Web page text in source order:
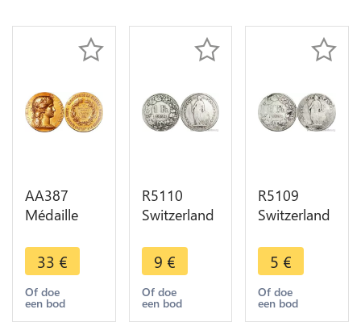
Silver
SUP
AA387
Médaille
Mr.
Moullard
Médecin
Neauphle
33 €
Of doe
een bod
R5110
Switzerland
Helvetia
1894 A
Paris Silver -
> Make
9 €
Of doe
een bod
R5109
Switzerland
Helvetia
1894 B
Berne Silver
-> Make
5 €
Of doe
een bod